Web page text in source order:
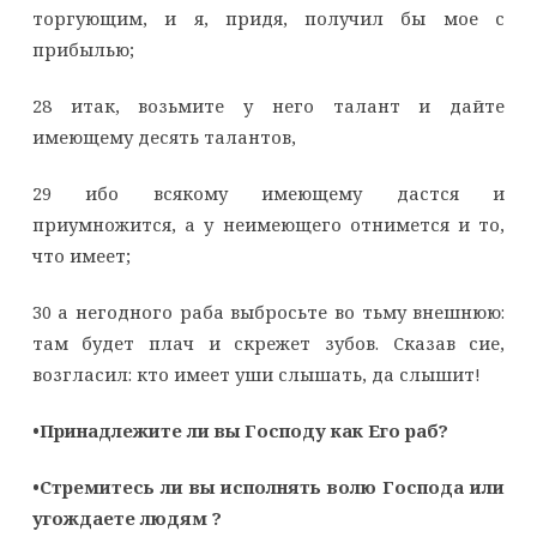
торгующим, и я, придя, получил бы мое с
прибылью;
28 итак, возьмите у него талант и дайте
имеющему десять талантов,
29 ибо всякому имеющему дастся и
приумножится, а у неимеющего отнимется и то,
что имеет;
30 а негодного раба выбросьте во тьму внешнюю:
там будет плач и скрежет зубов. Сказав сие,
возгласил: кто имеет уши слышать, да слышит!
•Принадлежите ли вы Господу как Его раб?
•Cтремитесь ли вы исполнять волю Господа или
угождаете людям ?